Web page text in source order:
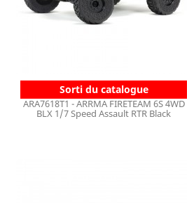
Sorti du catalogue
ARA7618T1 - ARRMA FIRETEAM 6S 4WD
BLX 1/7 Speed Assault RTR Black